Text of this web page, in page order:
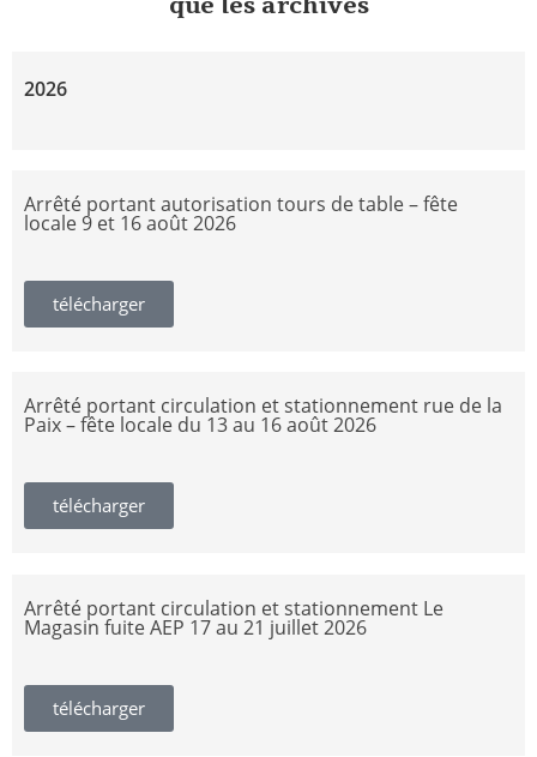
2026
Arrêté portant autorisation tours de table – fête
locale 9 et 16 août 2026
télécharger
Arrêté portant circulation et stationnement rue de la
Paix – fête locale du 13 au 16 août 2026
télécharger
Arrêté portant circulation et stationnement Le
Magasin fuite AEP 17 au 21 juillet 2026
télécharger